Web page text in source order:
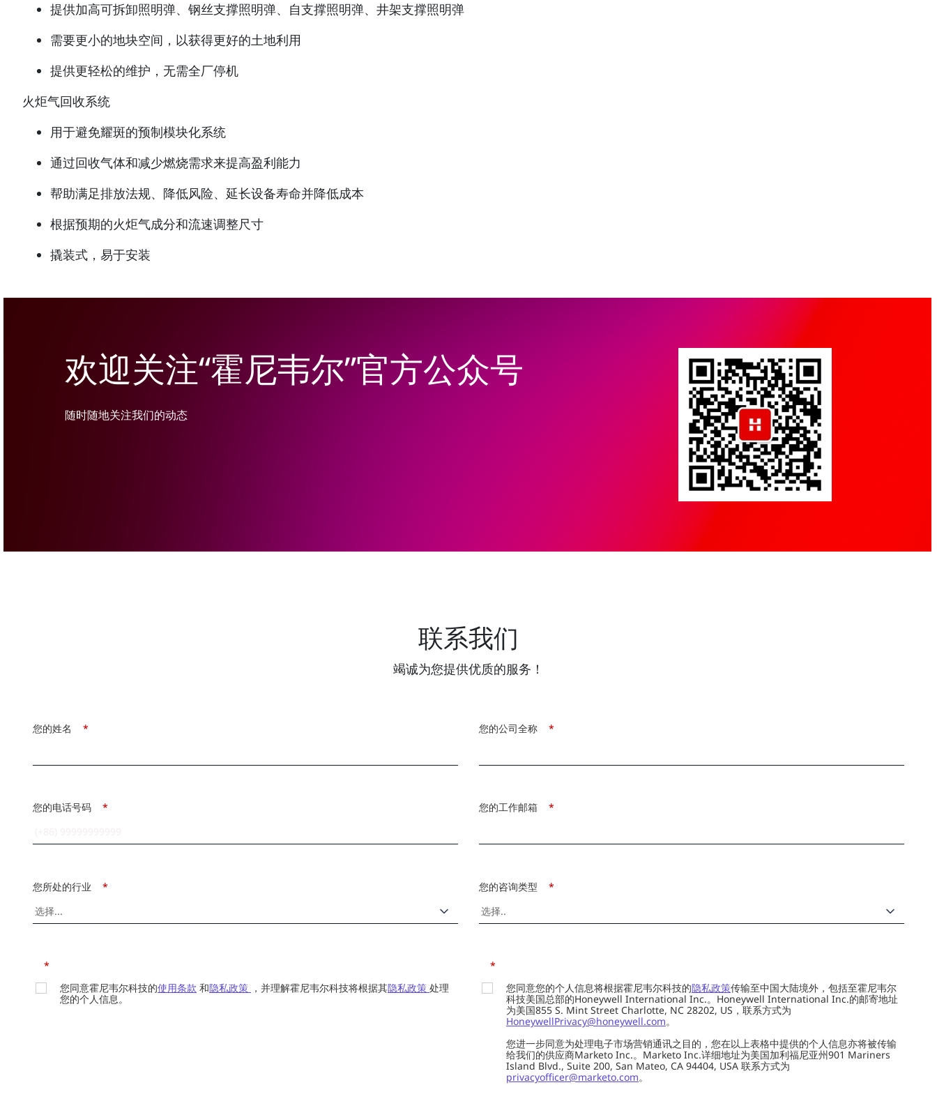
提供加高可拆卸照明弹、钢丝支撑照明弹、自支撑照明弹、井架支撑照明弹
需要更小的地块空间，以获得更好的土地利用
提供更轻松的维护，无需全厂停机
火炬气回收系统
用于避免耀斑的预制模块化系统
通过回收气体和减少燃烧需求来提高盈利能力
帮助满足排放法规、降低风险、延长设备寿命并降低成本
根据预期的火炬气成分和流速调整尺寸
撬装式，易于安装
欢迎关注“霍尼韦尔”官方公众号
随时随地关注我们的动态
联系我们
竭诚为您提供优质的服务！
*
您的姓名 *
您的公司全称
*
您的电话号码 *
您的工作邮箱
*
您所处的行业 *
您的咨询类型
*
您同意霍尼韦尔科技的使用条款 和隐私政策 ，并理解霍尼韦尔科技将根据其隐私政策 处理
您的个人信息。
*
您同意您的个人信息将根据霍尼韦尔科技的隐私政策传输至中国大陆境外，包括至霍尼韦尔
科技美国总部的Honeywell International Inc.。Honeywell International Inc.的邮寄地址
为美国855 S. Mint Street Charlotte, NC 28202, US，联系方式为
HoneywellPrivacy@honeywell.com。
您进一步同意为处理电子市场营销通讯之目的，您在以上表格中提供的个人信息亦将被传输
给我们的供应商Marketo Inc.。Marketo Inc.详细地址为美国加利福尼亚州901 Mariners
Island Blvd., Suite 200, San Mateo, CA 94404, USA 联系方式为
privacyofficer@marketo.com。